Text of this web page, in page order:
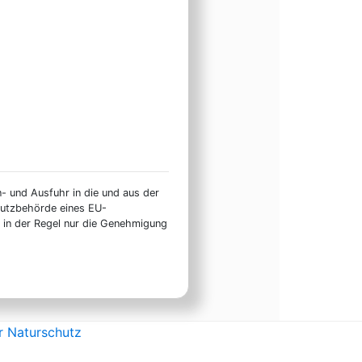
und Ausfuhr in die und aus der
eines EU-
der Regel nur die Genehmigung